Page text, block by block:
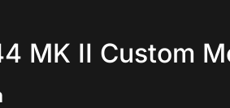
MK II Custom